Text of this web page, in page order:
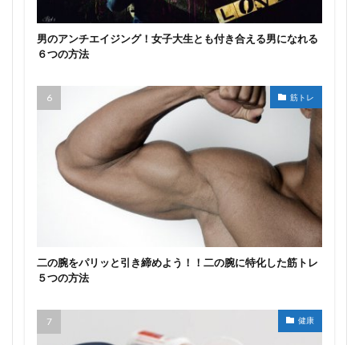
男のアンチエイジング！女子大生とも付き合える男になれる
６つの方法
筋トレ
二の腕をパリッと引き締めよう！！二の腕に特化した筋トレ
５つの方法
健康